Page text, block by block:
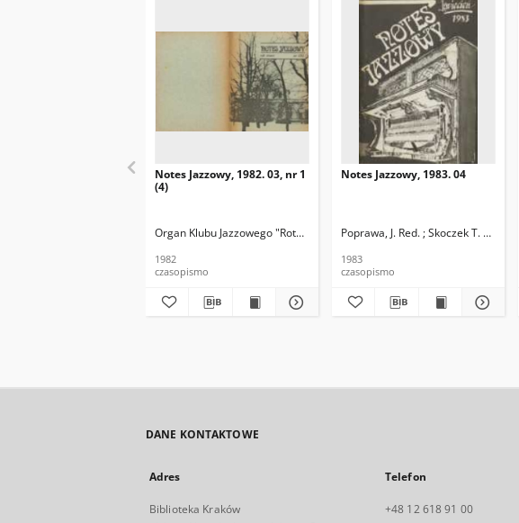
Notes Jazzowy, 1982. 03, nr 1
(4)
Organ Klubu Jazzowego "Rotunda" Skoczek, T. Red.
1982
czasopismo
Notes Jazzowy, 1983. 04
Poprawa, J. Red. ; Skoczek T. Red.
1983
czasopismo
DANE KONTAKTOWE
Adres
Biblioteka Kraków
Telefon
+48 12 618 91 00